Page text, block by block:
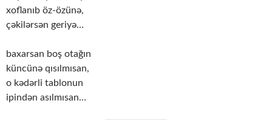
xoflanıb öz-özünə,
çəkilərsən geriyə…
baxarsan boş otağın
küncünə qısılmısan,
o kədərli tablonun
ipindən asılmısan…